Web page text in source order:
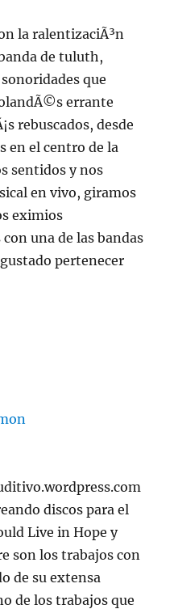
la ralentizaciÃ³n
de tuluth,
que
errante
rebuscados, desde
en el centro de la
sentidos y nos
en vivo, giramos
eximios
una de las bandas
pertenecer
discos para el
Live in Hope y
son los trabajos con
de su extensa
de los trabajos que